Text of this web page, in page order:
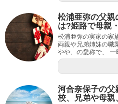
松浦亜弥の父親
は?姫路で母親
松浦亜弥の実家の家
両親や兄弟姉妹の職
やや、の愛称で、 一
河合奈保子の
校、兄弟や母親